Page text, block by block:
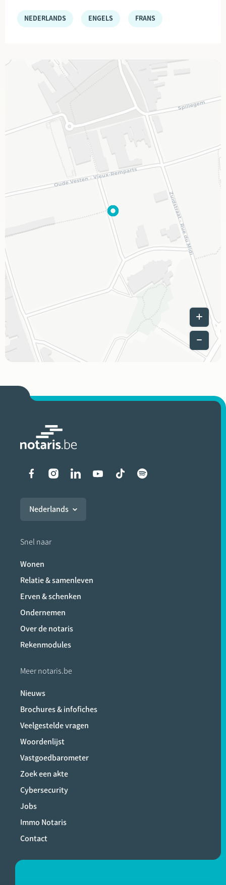
NEDERLANDS ENGELS FRANS
Leaflet
Liens vers les réseaux
Nederlands
Snel naar
Wonen
Relatie & samenleven
Erven & schenken
Ondernemen
Over de notaris
Rekenmodules
Meer notaris.be
Nieuws
Brochures & infofiches
Veelgestelde vragen
Woordenlijst
Vastgoedbarometer
Zoek een akte
Cybersecurity
Jobs
Immo Notaris
Contact